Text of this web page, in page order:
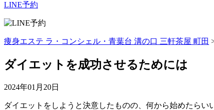
LINE予約
痩身エステ ラ・コンシェル・青葉台 溝の口 三軒茶屋 町田
ダイエットを成功させるためには
2024年01月20日
ダイエットをしようと決意したものの、何から始めたらい